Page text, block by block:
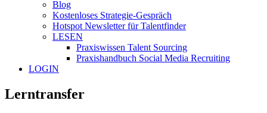
Blog
Kostenloses Strategie-Gespräch
Hotspot Newsletter für Talentfinder
LESEN
Praxiswissen Talent Sourcing
Praxishandbuch Social Media Recruiting
LOGIN
Lerntransfer